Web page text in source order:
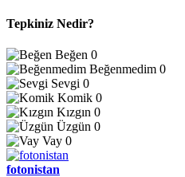
Tepkiniz Nedir?
Beğen 0
Beğenmedim 0
Sevgi 0
Komik 0
Kızgın 0
Üzgün 0
Vay 0
fotonistan